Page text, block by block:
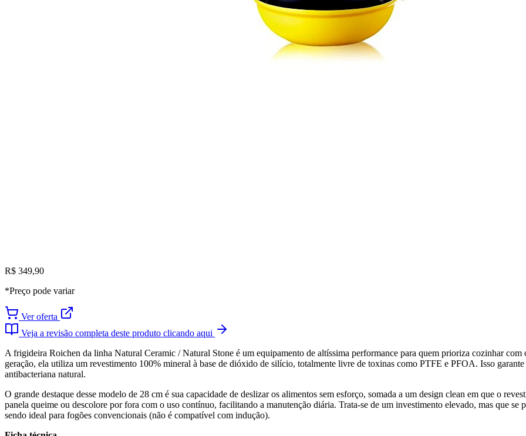
R$ 349,90
*Preço pode variar
Ver oferta
Veja a revisão completa deste produto clicando aqui
A frigideira Roichen da linha Natural Ceramic / Natural Stone é um equipamento de altíssima performance para quem prioriza cozinhar
geração, ela utiliza um revestimento 100% mineral à base de dióxido de silício, totalmente livre de toxinas como PTFE e PFOA. Isso
antibacteriana natural.
O grande destaque desse modelo de 28 cm é sua capacidade de deslizar os alimentos sem esforço, somada a um design clean em que o
panela queime ou descolore por fora com o uso contínuo, facilitando a manutenção diária. Trata-se de um investimento elevado, mas que se
sendo ideal para fogões convencionais (não é compatível com indução).